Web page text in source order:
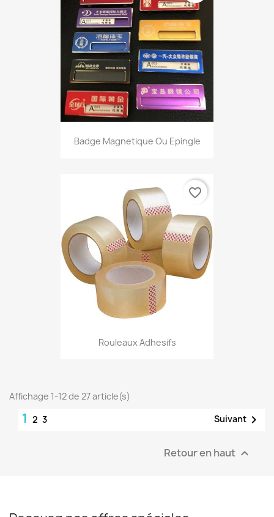
Badge Magnetique Ou Epingle
Rouleaux Adhesifs
favorite_border
Affichage 1-12 de 27 article(s)
1 2 3 Suivant 
Retour en haut 